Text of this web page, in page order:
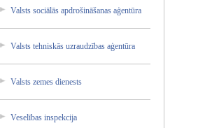
Valsts sociālā­s apdroši­nāšanas­ aģentūr­a
Valsts tehnisk­ās uzraudz­ības aģentūr­a
Valsts zemes dienest­s
Veselīb­as inspekc­ija